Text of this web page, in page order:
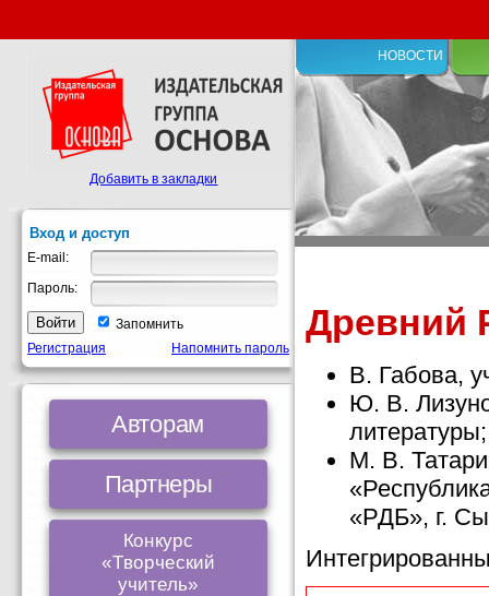
НОВОСТИ
Древний
В. Габова,
Ю. В.
литературы;
М. В.
«РДБ», г.
Добавить в закладки
Вход и доступ
E-mail:
Пароль:
Запомнить
Регистрация
Напомнить пароль
Авторам
Партнеры
Конкурс
«Творческий
учитель»